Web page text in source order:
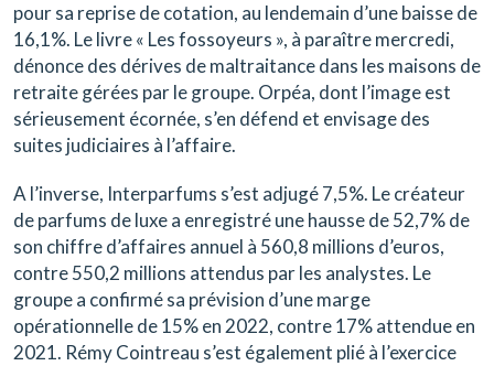
pour sa reprise de cotation, au lendemain d’une baisse de
16,1%. Le livre « Les fossoyeurs », à paraître mercredi,
dénonce des dérives de maltraitance dans les maisons de
retraite gérées par le groupe. Orpéa, dont l’image est
sérieusement écornée, s’en défend et envisage des
suites judiciaires à l’affaire.
A l’inverse, Interparfums s’est adjugé 7,5%. Le créateur
de parfums de luxe a enregistré une hausse de 52,7% de
son chiffre d’affaires annuel à 560,8 millions d’euros,
contre 550,2 millions attendus par les analystes. Le
groupe a confirmé sa prévision d’une marge
opérationnelle de 15% en 2022, contre 17% attendue en
2021. Rémy Cointreau s’est également plié à l’exercice